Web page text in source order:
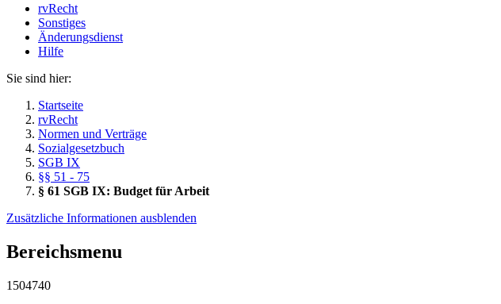
rvRecht
Sonstiges
Änderungsdienst
Hil­fe
Sie sind hier:
Startseite
rvRecht
Normen und Verträge
Sozialgesetzbuch
SGB IX
§§ 51 - 75
§ 61 SGB IX: Budget für Arbeit
Zusätzliche Informationen ausblenden
Bereichsmenu
1504740